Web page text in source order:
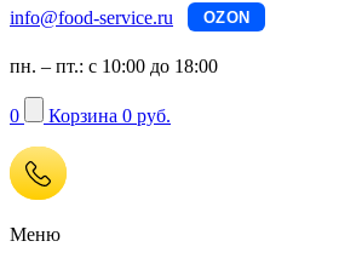
info@food-service.ru OZON
пн. – пт.: с 10:00 до 18:00
0 Корзина 0 руб.
Меню